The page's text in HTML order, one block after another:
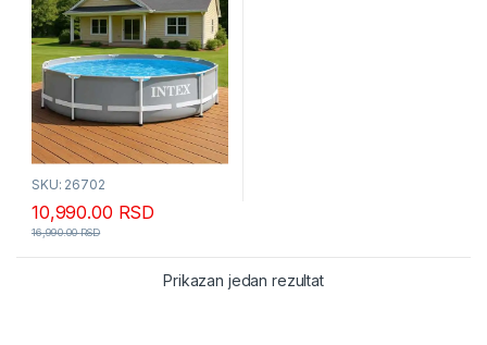
SKU: 26702
10,990.00 RSD
16,990.00RSD
Prikazan jedan rezultat